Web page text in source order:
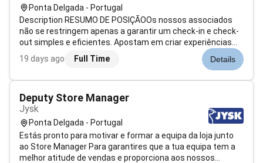
Ponta Delgada - Portugal
Description RESUMO DE POSIÇÃOOs nossos associados
não se restringem apenas a garantir um check-in e check-
out simples e eficientes. Apostam em criar experiências
memoráveis e diferenciadoras para os nossos hóspedes
promovendo uma ampla variedade de serviços que
19 days ago Full Time Details
Deputy Store Manager
Jysk
Ponta Delgada - Portugal
Estás pronto para motivar e formar a equipa da loja junto
ao Store Manager Para garantires que a tua equipa tem a
melhor atitude de vendas e proporciona aos nossos